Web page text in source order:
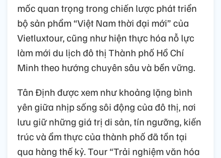
mốc quan trọng trong chiến lược phát triển
bộ sản phẩm “Việt Nam thời đại mới” của
Vietluxtour, cũng như hiện thực hóa nỗ lực
làm mới du lịch đô thị Thành phố Hồ Chí
Minh theo hướng chuyên sâu và bền vững.
Tân Định được xem như khoảng lặng bình
yên giữa nhịp sống sôi động của đô thị, nơi
lưu giữ những giá trị di sản, tín ngưỡng, kiến
trúc và ẩm thực của thành phố đã tồn tại
qua hàng thế kỷ. Tour “Trải nghiệm văn hóa